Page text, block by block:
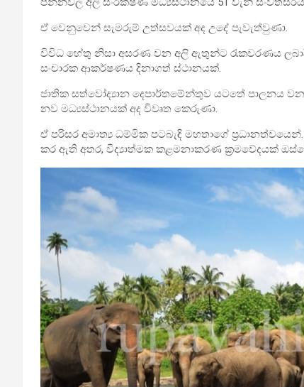
ඒ වෙනුවෙන් සැමරුම් උත්සවයක් අද උදේ පැවැත්වුණා.
විවිධ හේතු නිසා අසරණ වන අලි ඇතුන්ට රැකවරණය
සංචාරක ආකර්ෂණය දිනාගත් ස්ථානයක්.
ජාතික සත්වෝද්‍යාන දෙපාර්තමේන්තුව යටතේ පාලනය
නව මධ්‍යස්ථානයක් අද විවෘත කෙරුණා.
ඒ පරිසර අමාත්‍ය ධම්මික පටබැඳි මහතාගේ
කර ඇති අතර, විද්‍යාත්මක කළමනාකරණ ක්‍රමවේදයක්